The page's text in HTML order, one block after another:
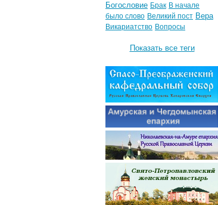
Богословие Брак В начале
было слово Великий пост Вера
Викариатство Вопросы
Показать все теги